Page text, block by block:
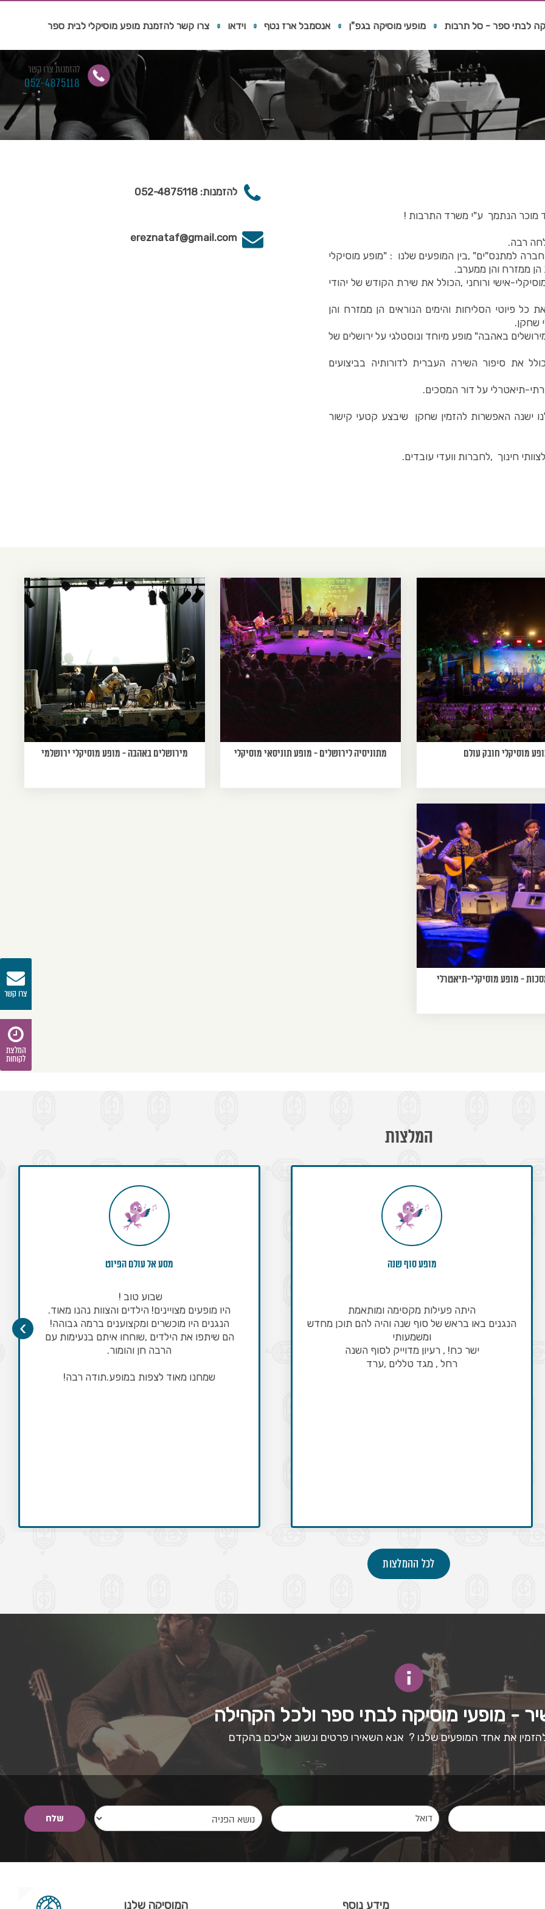
לבתי ספר - סל תרבות מופעי מוסיקה בגפ"ן אנסמבל ארז נטף וידאו צרו קשר להזמנת מופע מוסיקלי לבית ספר
להזמנות צרו קשר
052-4875118
רבה.
למתנס"ים" ,בין המופעים שלנו : "מופע מוסיקלי
הן ממזרח והן ממערב.
אישי ורוחני ,הכולל את שירת הקודש של יהודי
כל פיוטי הסליחות והימים הנוראים הן ממזרח והן
שחקן.
באהבה" מופע מיוחד ונוסטלגי על ירושלים של
את סיפור השירה העברית לדורותיה בביצועים
תיאטרלי על דור המסכים.
ישנה האפשרות להזמין שחקן שיבצע קטעי קישור
חינוך ,לחברות וועדי עובדים.
להזמנות: 052-4875118
ereznataf@gmail.com
מוסיקלי חובק עולם מתוניסיה לירושלים - מופע תוניסאי מוסיקלי מירושלים באהבה - מופע מוסיקלי ירושלמי
- מופע מוסיקלי-תיאטרלי
המלצות
מחדש
היו מופעים מצויינים! הילדים והצוות נהנו מאוד.
הנגנים היו מוכשרים ומקצוענים ברמה גבוהה!
הם שיתפו את הילדים ,שוחחו איתם בנעימות עם
הרבה חן והומור.
עץ ועצה טובה - יסודי - ממלכתי
השבוע ציינו יום מיוחד לכבוד האירוע הזמנו
ינוש ויובל לחגוג איתנו במופע מוסיקלי
במהלך המופע "עץ ועצה טובה" יצאנו למסע
מרתק, של מנגינות ישנות וחדשות, שירי
העתיקה וחיבור למקורות היהודיים.במהלך
›
לכל ההמלצות
- מופעי מוסיקה לבתי ספר ולכל הקהילה
להזמין את אחד המופעים שלנו ? אנא השאירו פרטים ונשוב אליכם בהקדם
מידע נוסף המוסיקה שלנו
צרו קשר
המלצת
לקוחות